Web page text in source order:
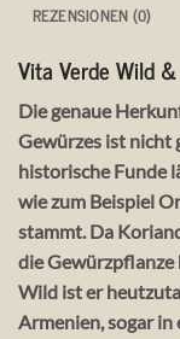
REZENSIONEN (0)
Vita Verde Wild
Die genaue
Gewürzes ist nicht
historische Funde
wie zum Beispiel
stammt. Da
die
Wild ist er
Armenien, sogar in